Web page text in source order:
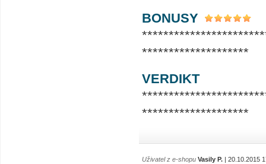
BONUSY
********************
VERDIKT
********************
Uživatel z e-shopu Vasily P. | 20.10.2015